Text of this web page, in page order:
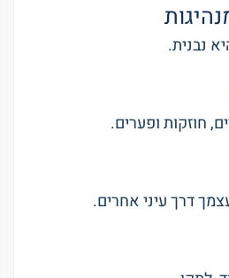
נבנית.
חוזקות ופערים.
דרך עיני אחרים.